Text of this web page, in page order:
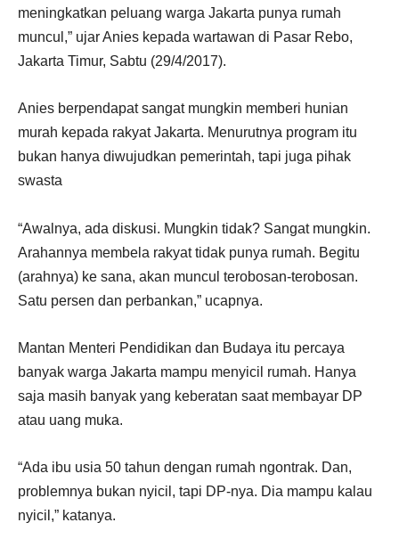
meningkatkan peluang warga Jakarta punya rumah
muncul,” ujar Anies kepada wartawan di Pasar Rebo,
Jakarta Timur, Sabtu (29/4/2017).
Anies berpendapat sangat mungkin memberi hunian
murah kepada rakyat Jakarta. Menurutnya program itu
bukan hanya diwujudkan pemerintah, tapi juga pihak
swasta
“Awalnya, ada diskusi. Mungkin tidak? Sangat mungkin.
Arahannya membela rakyat tidak punya rumah. Begitu
(arahnya) ke sana, akan muncul terobosan-terobosan.
Satu persen dan perbankan,” ucapnya.
Mantan Menteri Pendidikan dan Budaya itu percaya
banyak warga Jakarta mampu menyicil rumah. Hanya
saja masih banyak yang keberatan saat membayar DP
atau uang muka.
“Ada ibu usia 50 tahun dengan rumah ngontrak. Dan,
problemnya bukan nyicil, tapi DP-nya. Dia mampu kalau
nyicil,” katanya.